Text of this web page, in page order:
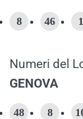
8 46 1
Numeri del
GENOVA
48 8